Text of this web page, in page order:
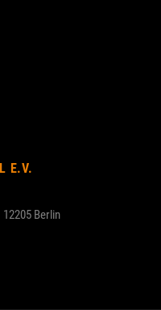
E.V.
Berlin